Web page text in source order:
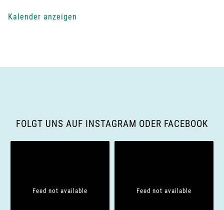
-
a
Kalender anzeigen
FOLGT UNS AUF INSTAGRAM ODER FACEBOOK
Feed not available Feed not available